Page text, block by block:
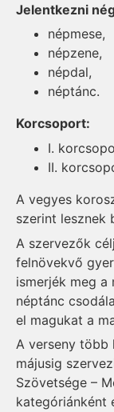
Jelentkezni
népmese,
népzene,
népdal,
néptánc.
Korcsoport:
I.
II.
A vegyes
szerint lesznek
A szervezők
felnövekvő
ismerjék meg a
néptánc
el magukat a
A verseny több
májusig
Szövetsége –
kategóriánként